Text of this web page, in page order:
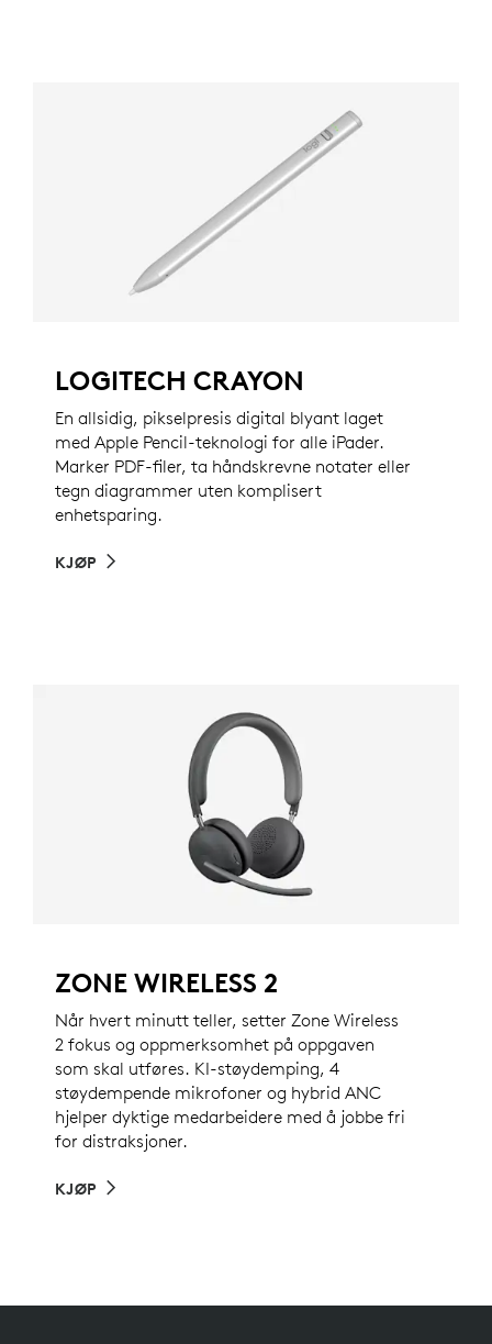
LOGITECH CRAYON
En allsidig, pikselpresis digital blyant laget
med Apple Pencil-teknologi for alle iPader.
Marker PDF-filer, ta håndskrevne notater eller
tegn diagrammer uten komplisert
enhetsparing.
KJØP
ZONE WIRELESS 2
Når hvert minutt teller, setter Zone Wireless
2 fokus og oppmerksomhet på oppgaven
som skal utføres. KI-støydemping, 4
støydempende mikrofoner og hybrid ANC
hjelper dyktige medarbeidere med å jobbe fri
for distraksjoner.
KJØP